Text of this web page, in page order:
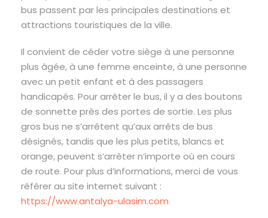
bus passent par les principales destinations et
attractions touristiques de la ville.
Il convient de céder votre siège à une personne
plus âgée, à une femme enceinte, à une personne
avec un petit enfant et à des passagers
handicapés. Pour arrêter le bus, il y a des boutons
de sonnette près des portes de sortie. Les plus
gros bus ne s’arrêtent qu’aux arrêts de bus
désignés, tandis que les plus petits, blancs et
orange, peuvent s’arrêter n’importe où en cours
de route. Pour plus d’informations, merci de vous
référer au site internet suivant :
https://www.antalya-ulasim.com